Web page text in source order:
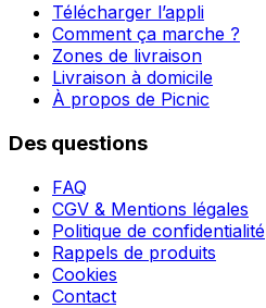
Télécharger l’appli
Comment ça marche ?
Zones de livraison
Livraison à domicile
À propos de Picnic
Des questions
FAQ
CGV & Mentions légales
Politique de confidentialité
Rappels de produits
Cookies
Contact